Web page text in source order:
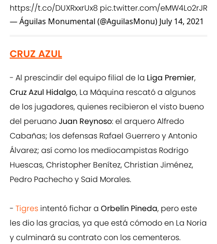
https://t.co/DUXRxxrUx8 pic.twitter.com/eMW4Lo2rJR
— Águilas Monumental (@AguilasMonu) July 14, 2021
CRUZ AZUL
- Al prescindir del equipo filial de la Liga Premier,
Cruz Azul Hidalgo, La Máquina rescató a algunos
de los jugadores, quienes recibieron el visto bueno
del peruanoJuan Reynoso: el arquero Alfredo
Cabañas; los defensas Rafael Guerrero y Antonio
Álvarez; así como los mediocampistas Rodrigo
Huescas, Christopher Benítez, Christian Jiménez,
Pedro Pachecho y Said Morales.
- Tigres intentó fichar a Orbelín Pineda, pero este
les dio las gracias, ya que está cómodo en La Noria
y culminará su contrato con los cementeros.